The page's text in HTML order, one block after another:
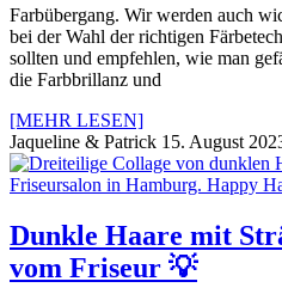
Farbübergang. Wir werden auch
bei der Wahl der richtigen
sollten und empfehlen, wie man
die Farbbrillanz und
[MEHR LESEN]
Jaqueline & Patrick 15. August
Dunkle Haare mit
vom Friseur 💡